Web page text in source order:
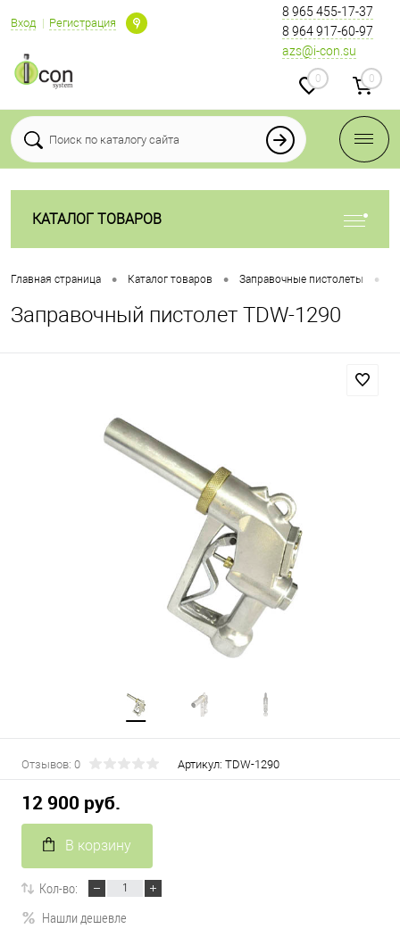
Вход Регистрация
8 965 455-17-37
8 964 917-60-97
azs@i-con.su
0 0
КАТАЛОГ ТОВАРОВ
Главная страница • Каталог товаров • Заправочные пистолеты •
Заправочный пистолет TDW-1290
Отзывов: 0 Артикул: TDW-1290
12 900 руб.
В корзину
Кол-во:
Нашли дешевле